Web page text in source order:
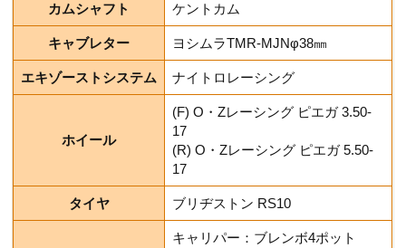
カムシャフト ケントカム
キャブレター ヨシムラTMR-MJNφ38㎜
エキゾーストシステム ナイトロレーシング
ホイール
(F) O・Zレーシング ピエガ 3.50-
17
(R) O・Zレーシング ピエガ 5.50-
17
タイヤ ブリヂストン RS10
キャリパー：ブレンボ4ポット